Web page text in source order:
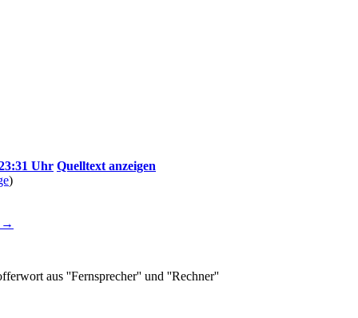
Uhr Quelltext anzeigen
)
→
aus ''Fernsprecher'' und ''Rechner''